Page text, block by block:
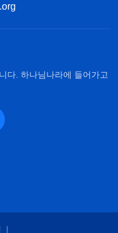
다. 하나님나라에 들어가고